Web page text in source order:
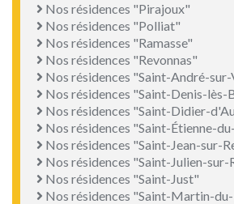
Nos résidences "Pirajoux"
Nos résidences "Polliat"
Nos résidences "Ramasse"
Nos résidences "Revonnas"
Nos résidences "Saint-André-
Nos résidences "Saint-Denis-lès-
Nos résidences "Saint-Didier-
Nos résidences "Saint-Étienne-
Nos résidences "Saint-Jean-sur-
Nos résidences "Saint-Julien-sur-
Nos résidences "Saint-Just"
Nos résidences "Saint-Martin-